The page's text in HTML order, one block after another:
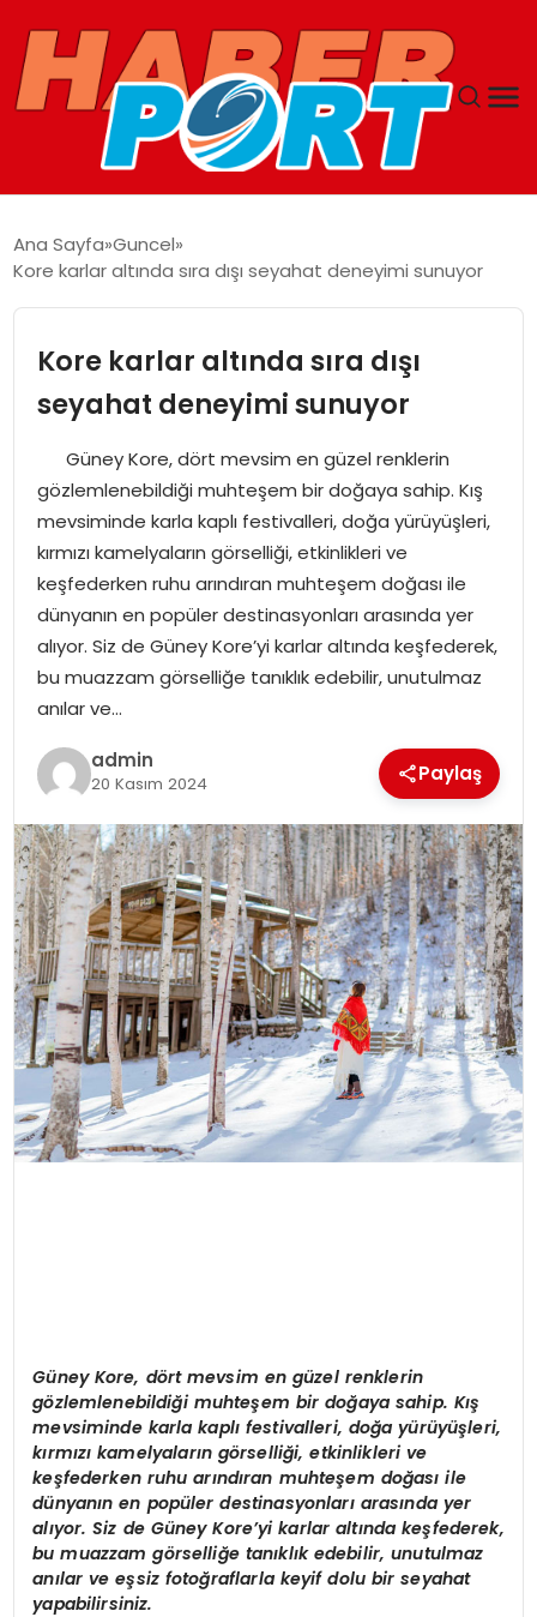
YAŞAM
SAĞLIK
SPOR
EĞITIM
TEKNOLOJI
EKONOMI
Ana Sayfa Guncel
Kore karlar altında sıra dışı seyahat deneyimi sunuyor
Kore karlar altında sıra dışı
seyahat deneyimi sunuyor
Güney Kore, dört mevsim en güzel renklerin
gözlemlenebildiği muhteşem bir doğaya sahip. Kış
mevsiminde karla kaplı festivalleri, doğa yürüyüşleri,
kırmızı kamelyaların görselliği, etkinlikleri ve
keşfederken ruhu arındıran muhteşem doğası ile
dünyanın en popüler destinasyonları arasında yer
alıyor. Siz de Güney Kore’yi karlar altında keşfederek,
bu muazzam görselliğe tanıklık edebilir, unutulmaz
anılar ve…
admin
20 Kasım 2024 Paylaş
Güney Kore, dört mevsim en güzel renklerin
gözlemlenebildiği muhteşem bir doğaya sahip. Kış
mevsiminde karla kaplı festivalleri, doğa yürüyüşleri,
kırmızı kamelyaların görselliği, etkinlikleri ve
keşfederken ruhu arındıran muhteşem doğası ile
dünyanın en popüler destinasyonları arasında yer
alıyor. Siz de Güney Kore’yi karlar altında keşfederek,
bu muazzam görselliğe tanıklık edebilir, unutulmaz
anılar ve eşsiz fotoğraflarla keyif dolu bir seyahat
yapabilirsiniz.